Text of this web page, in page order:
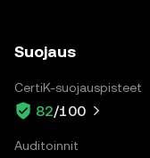
Suojaus
CertiK-suojauspisteet
82/100
Auditoinnit